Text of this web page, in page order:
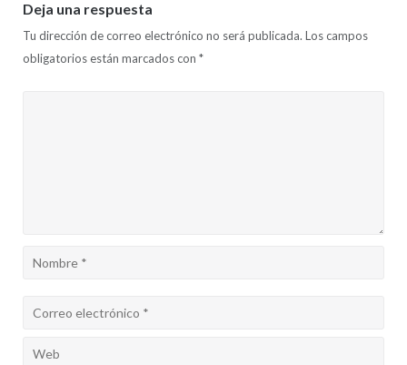
Deja una respuesta
Tu dirección de correo electrónico no será publicada. Los campos
obligatorios están marcados con *